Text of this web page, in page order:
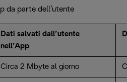
da parte dell’utente
Dati salvati dall’utente
nell’App
Circa 2 Mbyte al giorno